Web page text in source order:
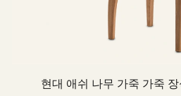
현대 애쉬 나무 가죽 가죽